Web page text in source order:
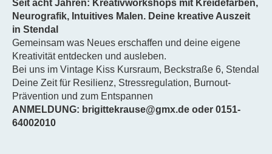
Seit acht Jahren: Kreativworkshops mit Kreidefarben,
Neurografik, Intuitives Malen. Deine kreative Auszeit
in Stendal
Gemeinsam was Neues erschaffen und deine eigene
Kreativität entdecken und ausleben.
Bei uns im Vintage Kiss Kursraum, Beckstraße 6, Stendal
Deine Zeit für Resilienz, Stressregulation, Burnout-
Prävention und zum Entspannen
ANMELDUNG: brigittekrause@gmx.de oder 0151-
64002010